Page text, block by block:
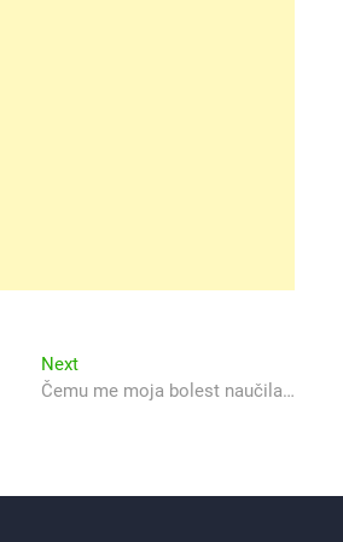
NextNext
post:
Čemu me moja bolest naučila…